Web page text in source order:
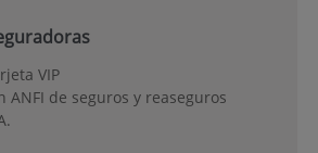
VIP
ANFI de seguros y reaseguros